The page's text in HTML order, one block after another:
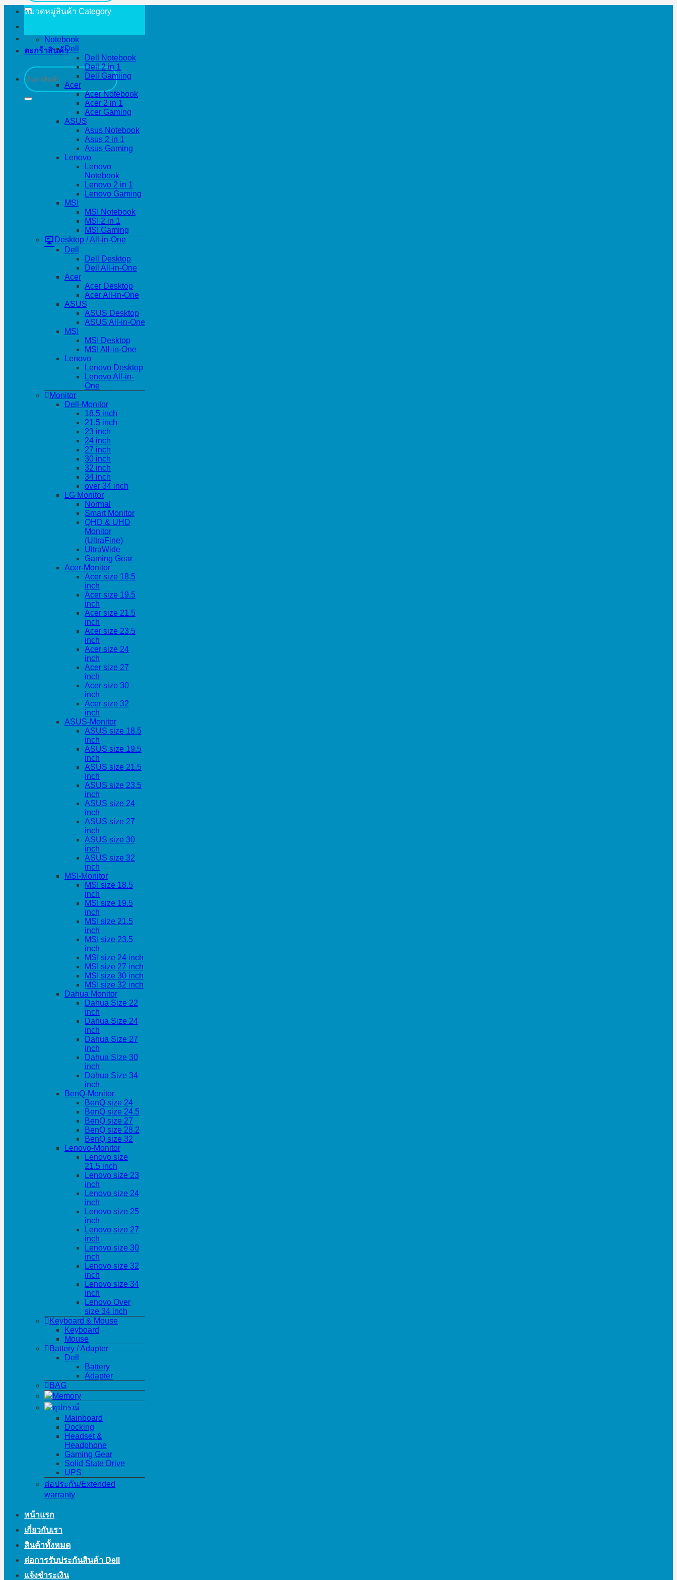
ตะกร้าสินค้า
ค้นหา:
หมวดหมู่สินค้า Category
Notebook
Dell
Dell Notebook
Dell 2 in 1
Dell Gamiing
Acer
Acer Notebook
Acer 2 in 1
Acer Gaming
ASUS
Asus Notebook
Asus 2 in 1
Asus Gaming
Lenovo
Lenovo
Notebook
Lenovo 2 in 1
Lenovo Gaming
MSI
MSI Notebook
MSI 2 in 1
MSI Gaming
Desktop / All-in-One
Dell
Dell Desktop
Dell All-in-One
Acer
Acer Desktop
Acer All-in-One
ASUS
ASUS Desktop
ASUS All-in-One
MSI
MSI Desktop
MSI All-in-One
Lenovo
Lenovo Desktop
Lenovo All-in-
One
Monitor
Dell-Monitor
18.5 inch
21.5 inch
23 inch
24 inch
27 inch
30 inch
32 inch
34 inch
over 34 inch
LG Monitor
Normal
Smart Monitor
QHD & UHD
Monitor
(UltraFine)
UltraWide
Gaming Gear
Acer-Monitor
Acer size 18.5
inch
Acer size 19.5
inch
Acer size 21.5
inch
Acer size 23.5
inch
Acer size 24
inch
Acer size 27
inch
Acer size 30
inch
Acer size 32
inch
ASUS-Monitor
ASUS size 18.5
inch
ASUS size 19.5
inch
ASUS size 21.5
inch
ASUS size 23.5
inch
ASUS size 24
inch
ASUS size 27
inch
ASUS size 30
inch
ASUS size 32
inch
MSI-Monitor
MSI size 18.5
inch
MSI size 19.5
inch
MSI size 21.5
inch
MSI size 23.5
inch
MSI size 24 inch
MSI size 27 inch
MSI size 30 inch
MSI size 32 inch
Dahua Monitor
Dahua Size 22
inch
Dahua Size 24
inch
Dahua Size 27
inch
Dahua Size 30
inch
Dahua Size 34
inch
BenQ-Monitor
BenQ size 24
BenQ size 24.5
BenQ size 27
BenQ size 28.2
BenQ size 32
Lenovo-Monitor
Lenovo size
21.5 inch
Lenovo size 23
inch
Lenovo size 24
inch
Lenovo size 25
inch
Lenovo size 27
inch
Lenovo size 30
inch
Lenovo size 32
inch
Lenovo size 34
inch
Lenovo Over
size 34 inch
Keyboard & Mouse
Keyboard
Mouse
Battery / Adapter
Dell
Battery
Adapter
BAG
Memory
อุปกรณ์
Mainboard
Docking
Headset &
Headphone
Gaming Gear
Solid State Drive
UPS
ต่อประกัน/Extended
warranty
หน้าแรก
เกี่ยวกับเรา
สินค้าทั้งหมด
ต่อการรับประกันสินค้า Dell
แจ้งชำระเงิน